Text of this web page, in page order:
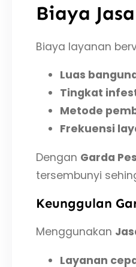
Biaya
Biaya layanan
Luas
Tingkat
Metode
Frekuensi
Dengan Garda
tersembunyi
Keunggulan
Menggunakan
Layanan